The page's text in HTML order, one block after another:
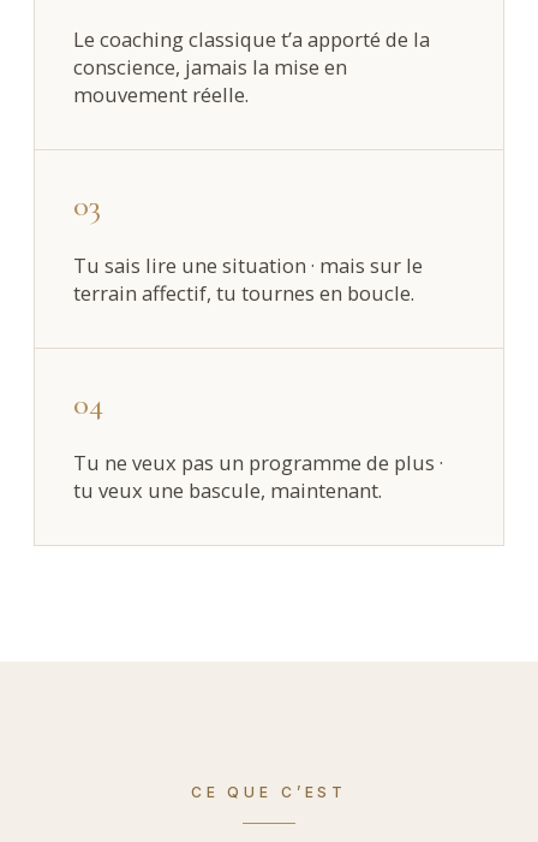
Le coaching classique t’a apporté de la
conscience, jamais la mise en
mouvement réelle.
03
Tu sais lire une situation · mais sur le
terrain affectif, tu tournes en boucle.
04
Tu ne veux pas un programme de plus ·
tu veux une bascule, maintenant.
CE QUE C’EST